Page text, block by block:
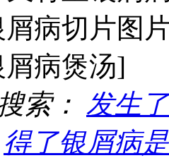
屑病切片图
屑病煲汤]
索： 发生
得了银屑病